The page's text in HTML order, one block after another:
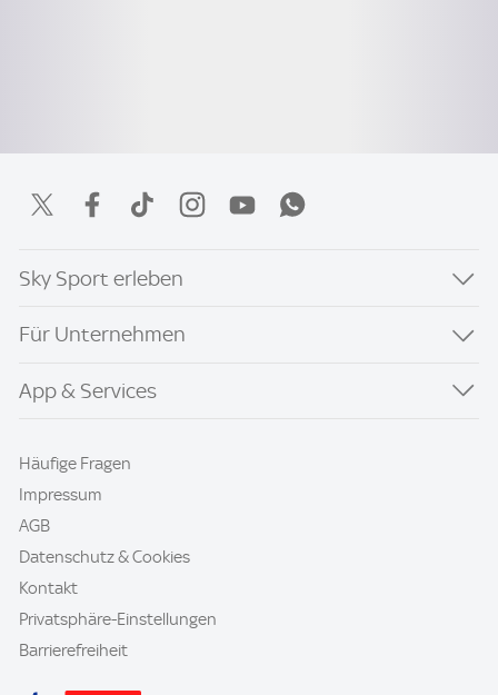
Sky Sport erleben
Für Unternehmen
App & Services
Häufige Fragen
Impressum
AGB
Datenschutz & Cookies
Kontakt
Privatsphäre-Einstellungen
Barrierefreiheit